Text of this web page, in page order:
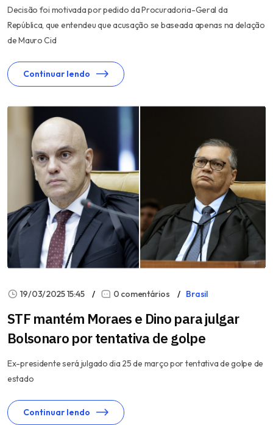
Decisão foi motivada por pedido da Procuradoria-Geral da
República, que entendeu que acusação se baseada apenas na delação
de Mauro Cid
Continuar lendo
19/03/2025 15:45 0 comentários Brasil
STF mantém Moraes e Dino para julgar
Bolsonaro por tentativa de golpe
Ex-presidente será julgado dia 25 de março por tentativa de golpe de
estado
Continuar lendo